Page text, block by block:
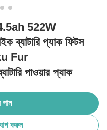
522W
ব্যাটারি প্যাক ফিটস
Fur
পাওয়ার প্যাক
পান
করুন